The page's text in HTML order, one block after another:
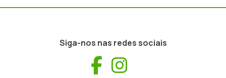
Siga-nos nas redes sociais
Facebook